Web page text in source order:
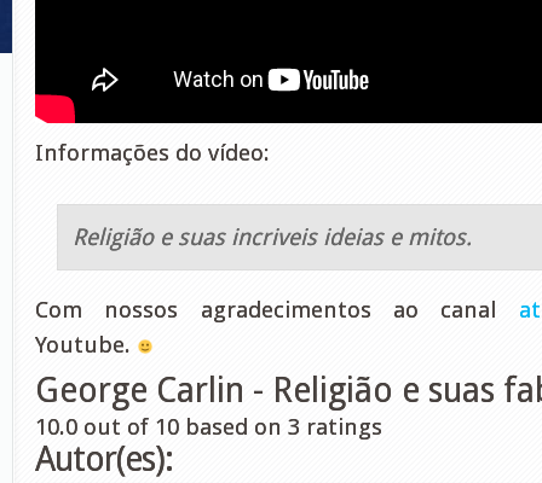
Informações do vídeo:
Religião e suas incriveis ideias e mitos.
Com nossos agradecimentos ao canal
Youtube.
George Carlin - Religião e suas
10.0 out of 10 based on 3 ratings
Autor(es):